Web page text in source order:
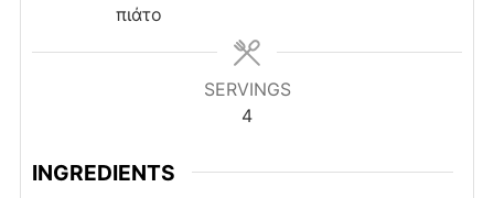
πιάτο
SERVINGS
4
INGREDIENTS